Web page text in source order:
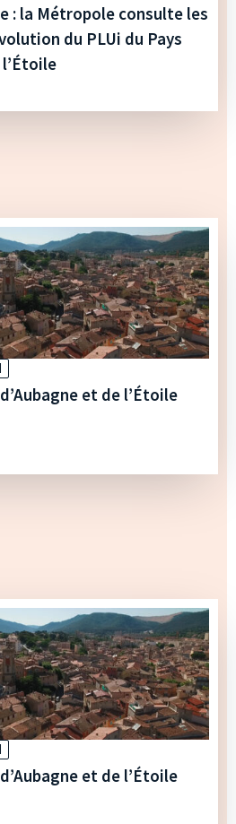
: la Métropole consulte les
du PLUi du Pays
et de l’Étoile
et de l’Étoile